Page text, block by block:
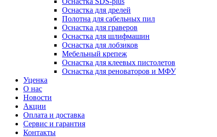
Оснастка для дрелей
Полотна для сабельных пил
Оснастка для граверов
Оснастка для шлифмашин
Оснастка для лобзиков
Мебельный крепеж
Оснастка для клеевых пистолетов
Оснастка для реноваторов и МФУ
Уценка
О нас
Новости
Акции
Оплата и доставка
Сервис и гарантия
Контакты